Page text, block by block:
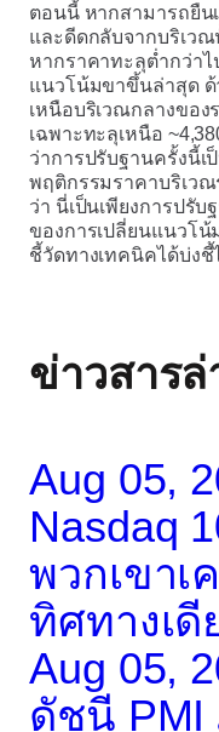
ตอนนี้ หากสามารถยืน
และดีดกลับจากบริเว
หากราคาทะลุต่ำกว่าไ
แนวโน้มขาขึ้นล่าสุด
เหนือบริเวณกลางของ
เฉพาะทะลุเหนือ
ว่าการปรับฐานครั้งนี้เ
พฤติกรรมราคาบริเว
ว่า นี่เป็นเพียงการปรั
ของการเปลี่ยนแนวโ
ชี้วัดทางเทคนิคได้บ่งชี้
ข่าวสารล่
Aug 05,
Nasdaq
พวกเขาเ
ทิศทางเ
Aug 05,
ดัชนี PMI